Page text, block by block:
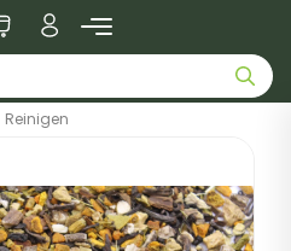
Reinigen